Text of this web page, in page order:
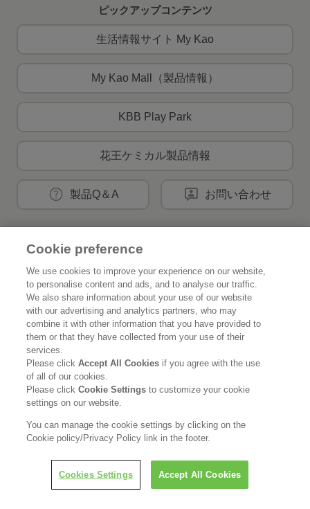
ピックアップコンテンツ
生活情報サイト My Kao
My Kao Mall（製品情報）
KBB Play Park
花王ケミカル製品情報
製品Q＆A お問い合わせ
花王公式SNSアカウント
Home 花王について
サステナビリティ イノベーション
ブランド 投資家情報
ニュースルーム 採用情報
利用者情報の外部送信 ソーシャルメディアポリシー
Cookie preference
We use cookies to improve your experience on our website,
to personalise content and ads, and to analyse our traffic.
We also share information about your use of our website
with our advertising and analytics partners, who may
combine it with other information that you have provided to
them or that they have collected from your use of their
services.
Please clickAccept All Cookies if you agree with the use
of all of our cookies.
Please clickCookie Settingsto customize your cookie
settings on our website.
You can manage the cookie settings by clicking on the
Cookie policy/Privacy Policy link in the footer.
Cookies Settings Accept All Cookies